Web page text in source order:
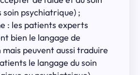
soin psychiatrique) ;
: les patients experts
bien le langage de
mais peuvent aussi traduire
le langage du soin